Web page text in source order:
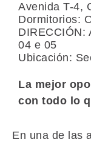
Avenida T-4,
Dormitorios:
DIRECCIÓN:
04 e 05
Ubicación:
La mejor
con todo lo
En una de las